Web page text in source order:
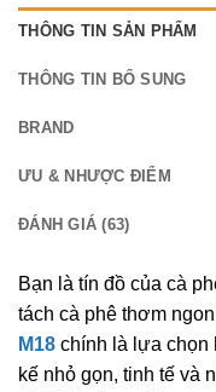
THÔNG TIN SẢN PHẨM
THÔNG TIN BỔ SUNG
BRAND
ƯU & NHƯỢC ĐIỂM
ĐÁNH GIÁ (63)
Bạn là tín đồ của cà
tách cà phê thơm
M18 chính là lựa chọn
kế nhỏ gọn, tinh tế và